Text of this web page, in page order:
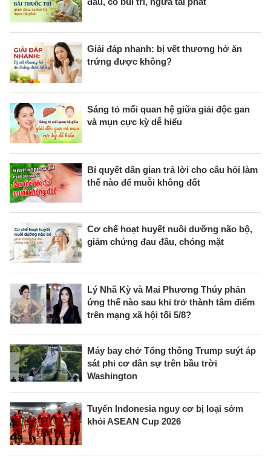
Giải đáp nhanh: bị vết thương hở ăn
trứng được không?
Sáng tỏ mối quan hệ giữa giải độc gan
và mụn cực kỳ dễ hiểu
Bí quyết dân gian trả lời cho câu hỏi làm
thế nào để muỗi không đốt
Cơ chế hoạt huyết nuôi dưỡng não bộ,
giảm chứng đau đầu, chóng mặt
Lý Nhã Kỳ và Mai Phương Thúy phản
ứng thế nào sau khi trở thành tâm điểm
trên mạng xã hội tối 5/8?
Máy bay chở Tổng thống Trump suýt áp
sát phi cơ dân sự trên bầu trời
Washington
Tuyển Indonesia nguy cơ bị loại sớm
khỏi ASEAN Cup 2026